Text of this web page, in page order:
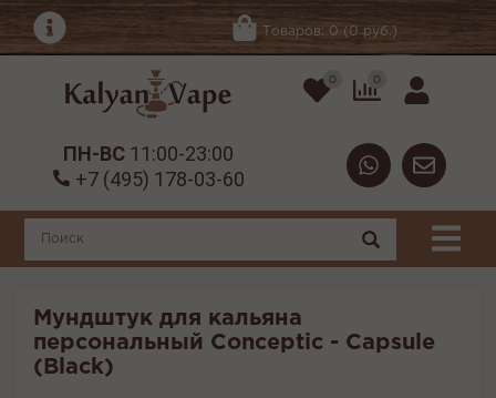
Товаров: 0 (0 руб.)
0 0
ПН-ВС 11:00-23:00
+7 (495) 178-03-60
Мундштук для кальяна
персональный Conceptic - Capsule
(Black)